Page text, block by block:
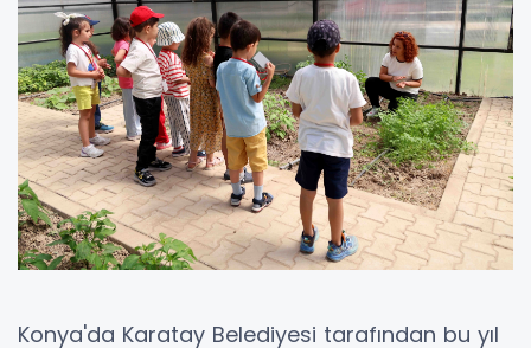
Konya'da Karatay Belediyesi tarafından bu yıl